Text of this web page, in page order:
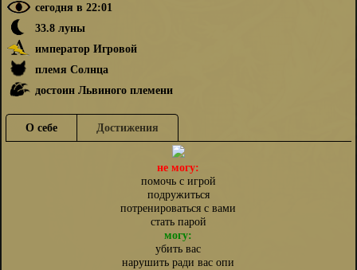
сегодня в 22:01
33.8 луны
император Игровой
племя Солнца
достоин Львиного племени
О себе Достижения
не могу:
помочь с игрой
подружиться
потренироваться с вами
стать парой
могу:
убить вас
нарушить ради вас опи